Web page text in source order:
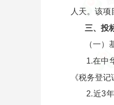
人天。该项
三、投
（一）
1.在中
《税务登
2.近3